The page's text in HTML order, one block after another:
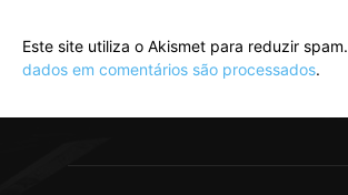
Este site utiliza o Akismet para reduzir spam.
dados em comentários são processados.